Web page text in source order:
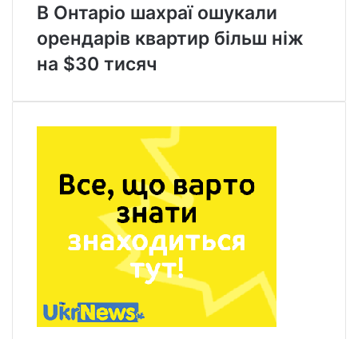
В Онтаріо шахраї ошукали
орендарів квартир більш ніж
на $30 тисяч